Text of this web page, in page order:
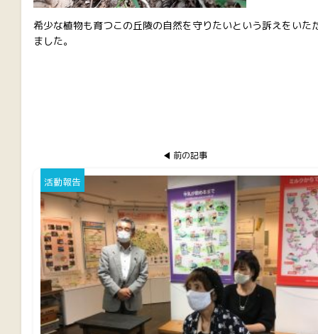
希少な植物も育つこの丘陵の自然を守りたいという訴えをいた
ました。
前の記事
活動報告